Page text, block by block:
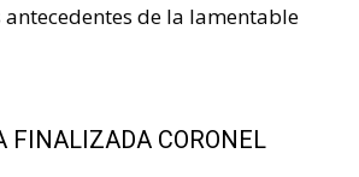
antecedentes de la lamentable
FINALIZADA CORONEL